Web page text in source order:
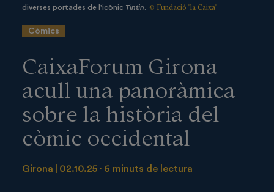
diverses portades de l'icònic Tintin. © Fundació "la Caixa"
Còmics
CaixaForum Girona
acull una panoràmica
sobre la història del
còmic occidental
Girona 02.10.25 6 minuts de lectura